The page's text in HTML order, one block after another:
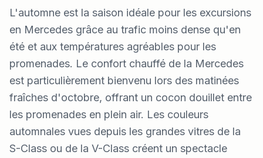
L'automne est la saison idéale pour les excursions
en Mercedes grâce au trafic moins dense qu'en
été et aux températures agréables pour les
promenades. Le confort chauffé de la Mercedes
est particulièrement bienvenu lors des matinées
fraîches d'octobre, offrant un cocon douillet entre
les promenades en plein air. Les couleurs
automnales vues depuis les grandes vitres de la
S-Class ou de la V-Class créent un spectacle